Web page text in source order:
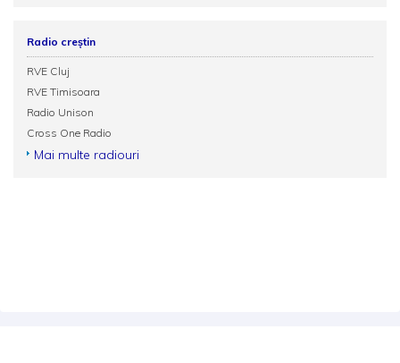
Radio creștin
RVE Cluj
RVE Timisoara
Radio Unison
Cross One Radio
Mai multe radiouri